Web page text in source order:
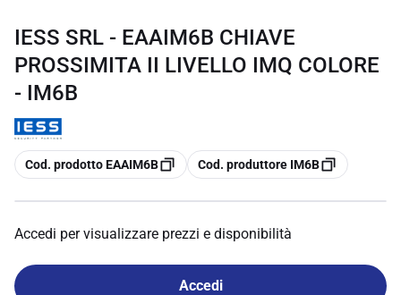
IESS SRL - EAAIM6B CHIAVE
PROSSIMITA II LIVELLO IMQ COLORE
- IM6B
copia
Cod. prodotto EAAIM6B copia
Cod. produttore IM6B
Accedi per visualizzare prezzi e disponibilità
Accedi